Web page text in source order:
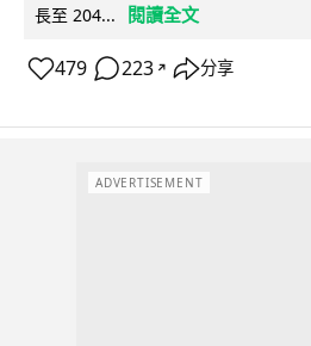
長至 204...
閱讀全文
479 223 ↗ 分享
ADVERTISEMENT